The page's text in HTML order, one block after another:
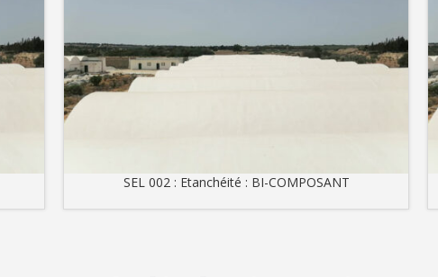
SEL 002 : Etanchéité : BI-COMPOSANT